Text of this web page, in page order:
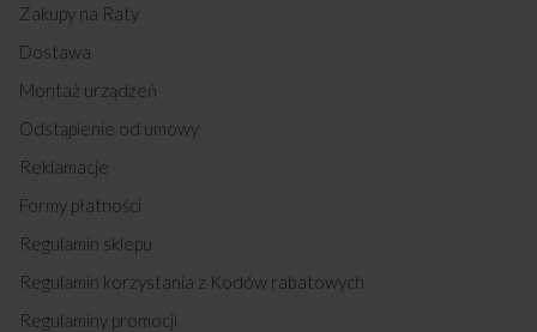
Zakupy na Raty
Dostawa
Montaż urządzeń
Odstąpienie od umowy
Reklamacje
Formy płatności
Regulamin sklepu
Regulamin korzystania z Kodów rabatowych
Regulaminy promocji